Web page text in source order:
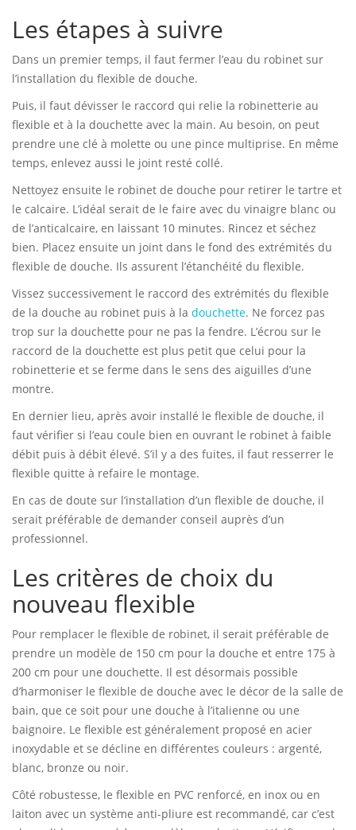
Les étapes à suivre
Dans un premier temps, il faut fermer l’eau du robinet sur
l’installation du flexible de douche.
Puis, il faut dévisser le raccord qui relie la robinetterie au
flexible et à la douchette avec la main. Au besoin, on peut
prendre une clé à molette ou une pince multiprise. En même
temps, enlevez aussi le joint resté collé.
Nettoyez ensuite le robinet de douche pour retirer le tartre et
le calcaire. L’idéal serait de le faire avec du vinaigre blanc ou
de l’anticalcaire, en laissant 10 minutes. Rincez et séchez
bien. Placez ensuite un joint dans le fond des extrémités du
flexible de douche. Ils assurent l’étanchéité du flexible.
Vissez successivement le raccord des extrémités du flexible
de la douche au robinet puis à la douchette. Ne forcez pas
trop sur la douchette pour ne pas la fendre. L’écrou sur le
raccord de la douchette est plus petit que celui pour la
robinetterie et se ferme dans le sens des aiguilles d’une
montre.
En dernier lieu, après avoir installé le flexible de douche, il
faut vérifier si l’eau coule bien en ouvrant le robinet à faible
débit puis à débit élevé. S’il y a des fuites, il faut resserrer le
flexible quitte à refaire le montage.
En cas de doute sur l’installation d’un flexible de douche, il
serait préférable de demander conseil auprès d’un
professionnel.
Les critères de choix du
nouveau flexible
Pour remplacer le flexible de robinet, il serait préférable de
prendre un modèle de 150 cm pour la douche et entre 175 à
200 cm pour une douchette. Il est désormais possible
d’harmoniser le flexible de douche avec le décor de la salle de
bain, que ce soit pour une douche à l’italienne ou une
baignoire. Le flexible est généralement proposé en acier
inoxydable et se décline en différentes couleurs : argenté,
blanc, bronze ou noir.
Côté robustesse, le flexible en PVC renforcé, en inox ou en
laiton avec un système anti-pliure est recommandé, car c’est